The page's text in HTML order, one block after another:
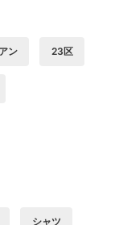
ン 23区
シャツ